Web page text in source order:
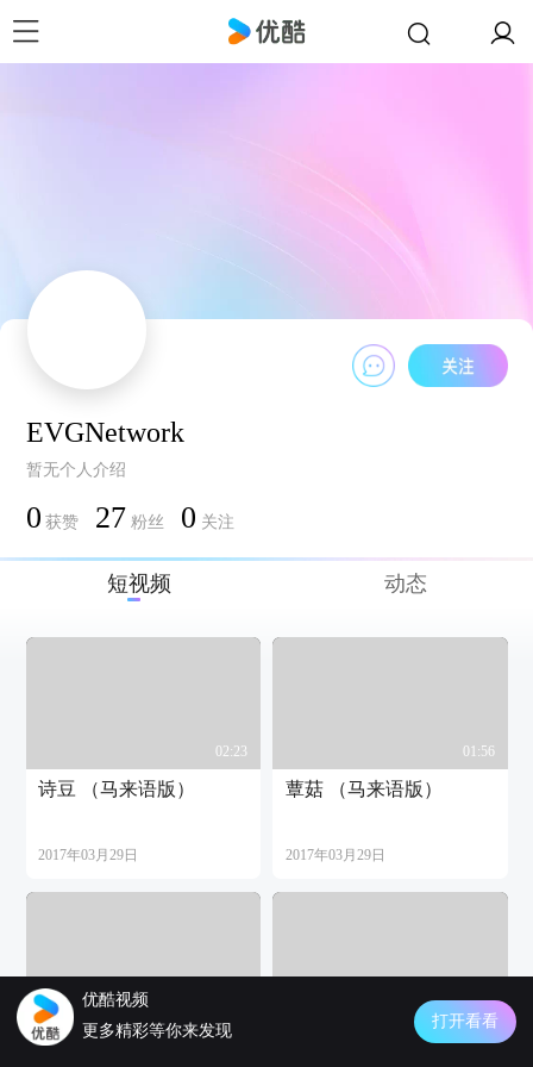
EVGNetwork
暂无个人介绍
0 获赞 27 粉丝 0 关注
短视频 动态
02:23
诗豆 （马来语版）
2017年03月29日
01:56
蕈菇 （马来语版）
2017年03月29日
纤语 （马来语版）
02:19
茶氛 （马来语版）
优酷视频
更多精彩等你来发现
打开看看